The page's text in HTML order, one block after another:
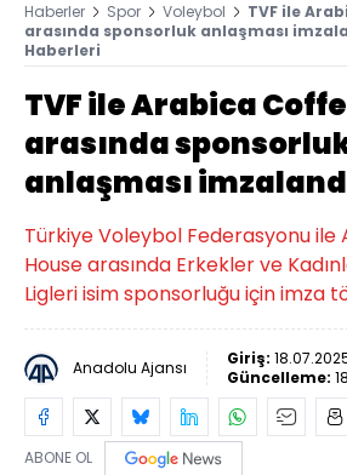
Haberler Spor Voleybol
TVF ile
arasında sponsorluk anlaşması
Haberleri
TVF ile Arabica
arasında
anlaşması
Türkiye Voleybol Federasyonu
House arasında Erkekler ve
Ligleri isim sponsorluğu için imza
Anadolu Ajansı Giriş:
Güncelleme:
ABONE OL